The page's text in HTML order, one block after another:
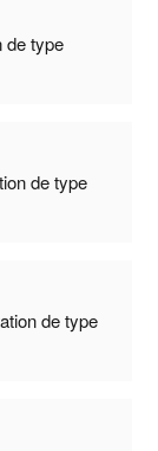
de type
de type
de type